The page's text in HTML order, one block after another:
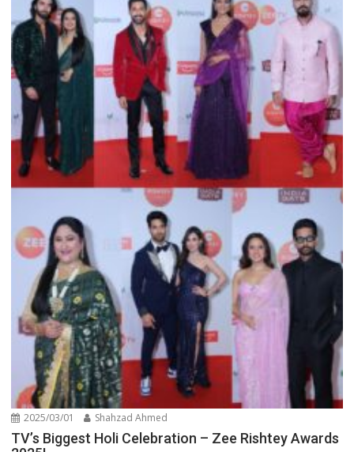
2025/03/01 Shahzad Ahmed
TV’s Biggest Holi Celebration – Zee Rishtey Awards